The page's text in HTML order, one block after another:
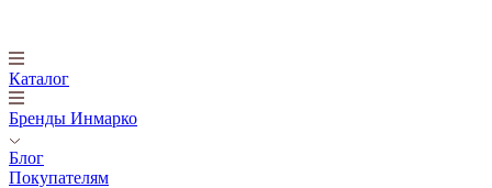
Каталог
Бренды Инмарко
Блог
Покупателям